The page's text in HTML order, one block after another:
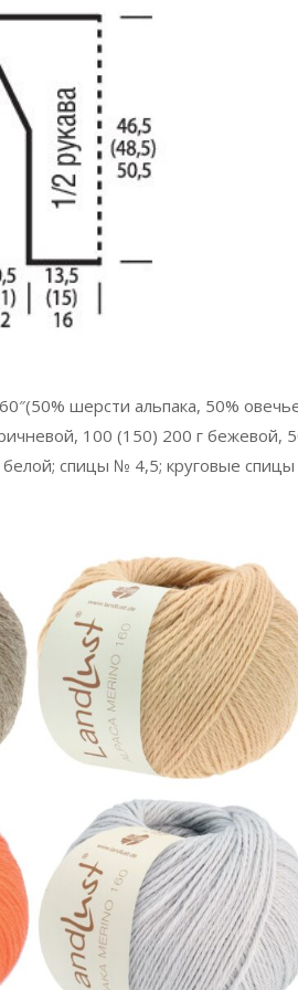
шерсти альпака, 50%
100 (150) 200 г бежевой,
спицы № 4,5; круговые спицы